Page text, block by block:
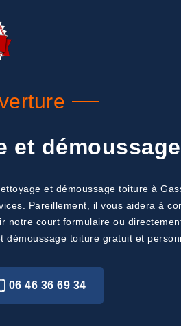
et
et démoussage toiture à
Pareillement, il vous aidera à
court formulaire ou
toiture gratuit et
06 46 36 69 34